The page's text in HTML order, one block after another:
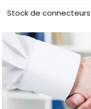
Stock de connecteurs